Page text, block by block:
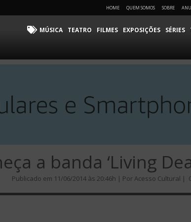
HOME QUEM SOMOS SOBRE
MÚSICA TEATRO FILMES EXPOSIÇÕES SÉRIES
a banda ‘Living
Publicado em 11/06/2014 às 20:46h | Por Acesso Cultural |